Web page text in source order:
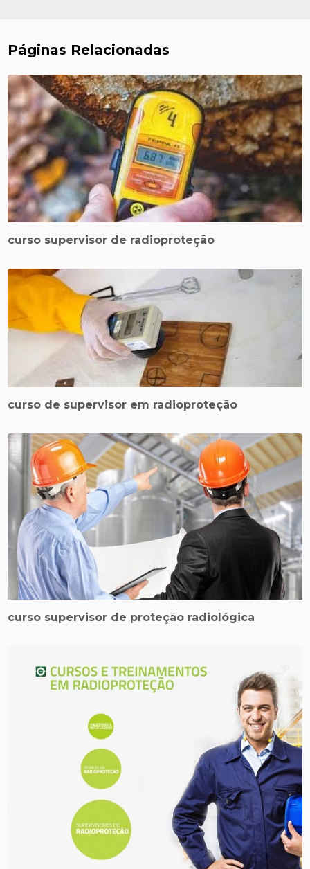
Páginas Relacionadas
curso supervisor de radioproteção
curso de supervisor em radioproteção
curso supervisor de proteção radiológica